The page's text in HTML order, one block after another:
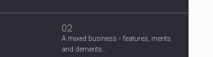
02
A mixed business - features, merits
and demerits...